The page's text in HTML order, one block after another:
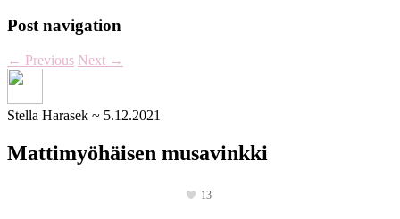
Post navigation
← Previous Next →
Stella Harasek ~ 5.12.2021
Mattimyöhäisen musavinkki
13